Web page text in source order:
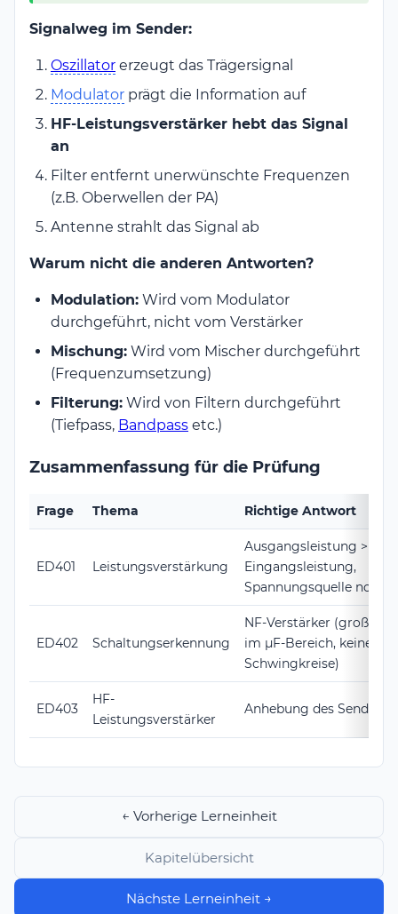
Signalweg im Sender:
Oszillator erzeugt das Trägersignal
Modulator prägt die Information auf
HF-Leistungsverstärker hebt das Signal
an
Filter entfernt unerwünschte Frequenzen
(z.B. Oberwellen der PA)
Antenne strahlt das Signal ab
Warum nicht die anderen Antworten?
Modulation: Wird vom Modulator
durchgeführt, nicht vom Verstärker
Mischung: Wird vom Mischer durchgeführt
(Frequenzumsetzung)
Filterung: Wird von Filtern durchgeführt
(Tiefpass, Bandpass etc.)
Zusammenfassung für die Prüfung
Frage Thema Richtige Antwort
ED401 Leistungsverstärkung
Ausgangsleistung >
Eingangsleistung,
Spannungsquelle
ED402 Schaltungserkennung
NF-Verstärker (große
im µF-Bereich, keine
Schwingkreise)
ED403
HF-
Leistungsverstärker
Anhebung des
← Vorherige Lerneinheit
Kapitelübersicht
Nächste Lerneinheit →